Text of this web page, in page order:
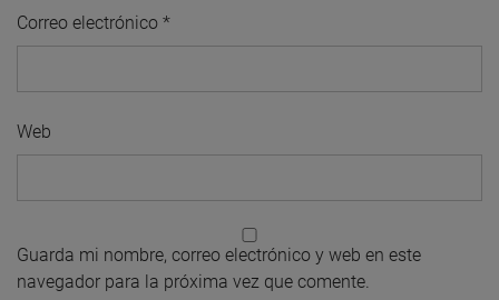
Correo electrónico *
Web
Guarda mi nombre, correo electrónico y web en este
navegador para la próxima vez que comente.